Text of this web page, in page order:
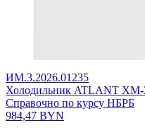
ИМ.3.2026.01235
Холодильник ATLANT ХМ-
Справочно по курсу НБРБ
984,47 BYN